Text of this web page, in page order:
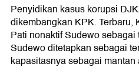
Penyidikan kasus korupsi
dikembangkan KPK. Terbaru,
Pati nonaktif Sudewo
Sudewo ditetapkan sebagai
kapasitasnya sebagai